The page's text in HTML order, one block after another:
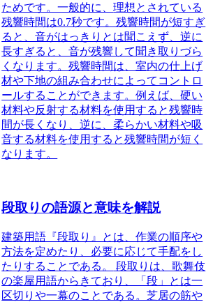
ためです。一般的に、理想とされている
残響時間は0.7秒です。残響時間が短すぎ
ると、音がはっきりとは聞こえず、逆に
長すぎると、音が残響して聞き取りづら
くなります。残響時間は、室内の仕上げ
材や下地の組み合わせによってコントロ
ールすることができます。例えば、硬い
材料や反射する材料を使用すると残響時
間が長くなり、逆に、柔らかい材料や吸
音する材料を使用すると残響時間が短く
なります。
段取りの語源と意味を解説
建築用語『段取り』とは、作業の順序や
方法を定めたり、必要に応じて手配をし
たりすることである。
段取りは、歌舞伎
の楽屋用語からきており、「段」とは一
区切りや一幕のことである。芝居の筋や